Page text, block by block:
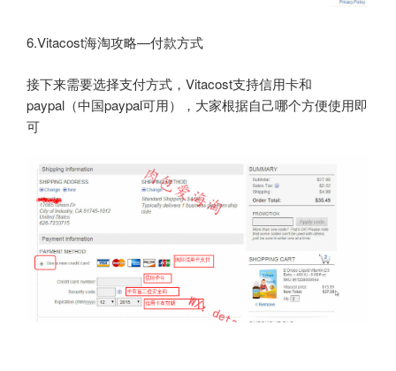
6.Vitacost海淘攻略—付款方式
接下来需要选择支付方式，Vitacost支持信用卡和
paypal（中国paypal可用），大家根据自己哪个方便使用即
可